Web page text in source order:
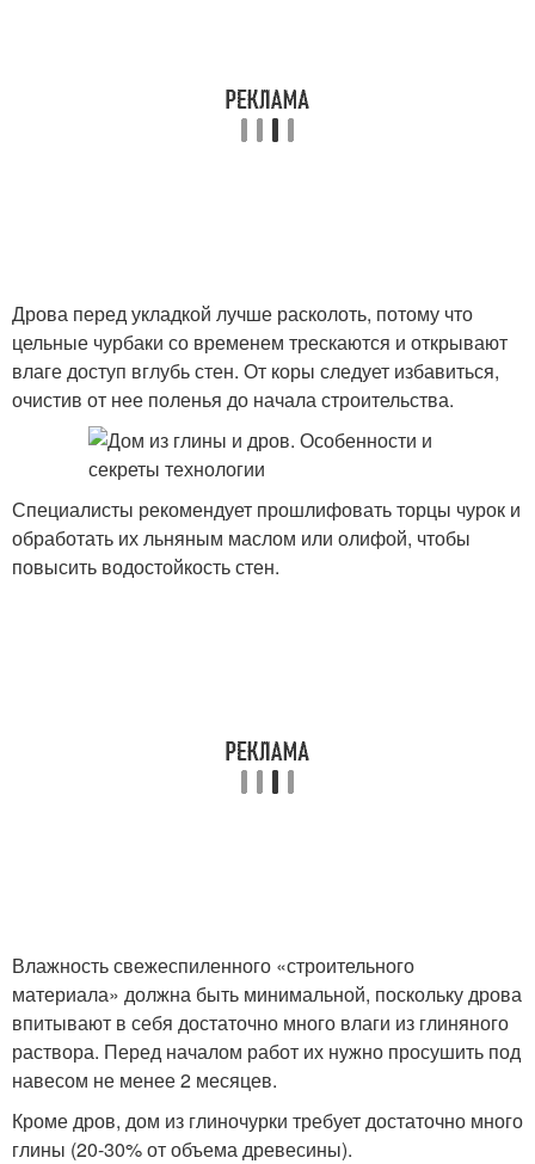
Дрова перед укладкой лучше расколоть, потому что
цельные чурбаки со временем трескаются и открывают
влаге доступ вглубь стен. От коры следует избавиться,
очистив от нее поленья до начала строительства.
Специалисты рекомендует прошлифовать торцы чурок и
обработать их льняным маслом или олифой, чтобы
повысить водостойкость стен.
Влажность свежеспиленного «строительного
материала» должна быть минимальной, поскольку дрова
впитывают в себя достаточно много влаги из глиняного
раствора. Перед началом работ их нужно просушить под
навесом не менее 2 месяцев.
Кроме дров, дом из глиночурки требует достаточно много
глины (20-30% от объема древесины).